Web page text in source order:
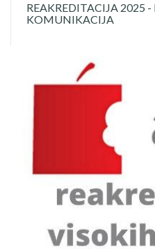
REAKREDITACIJA 2025 -
KOMUNIKACIJA